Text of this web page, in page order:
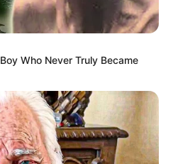
Who Never Truly Became